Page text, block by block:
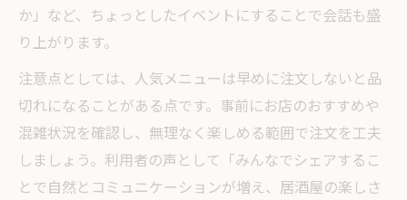
か」など、ちょっとしたイベントにすることで会話も盛
り上がります。
注意点としては、人気メニューは早めに注文しないと品
切れになることがある点です。事前にお店のおすすめや
混雑状況を確認し、無理なく楽しめる範囲で注文を工夫
しましょう。利用者の声として「みんなでシェアするこ
とで自然とコミュニケーションが増え、居酒屋の楽しさ